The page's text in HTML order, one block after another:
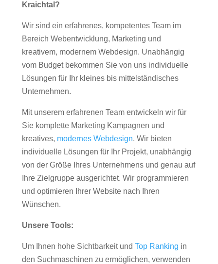
Kraichtal?
Wir sind ein erfahrenes, kompetentes Team im
Bereich Webentwicklung, Marketing und
kreativem, modernem Webdesign. Unabhängig
vom Budget bekommen Sie von uns individuelle
Lösungen für Ihr kleines bis mittelständisches
Unternehmen.
Mit unserem erfahrenen Team entwickeln wir für
Sie komplette Marketing Kampagnen und
kreatives, modernes Webdesign. Wir bieten
individuelle Lösungen für Ihr Projekt, unabhängig
von der Größe Ihres Unternehmens und genau auf
Ihre Zielgruppe ausgerichtet. Wir programmieren
und optimieren Ihrer Website nach Ihren
Wünschen.
Unsere Tools:
Um Ihnen hohe Sichtbarkeit und Top Ranking in
den Suchmaschinen zu ermöglichen, verwenden